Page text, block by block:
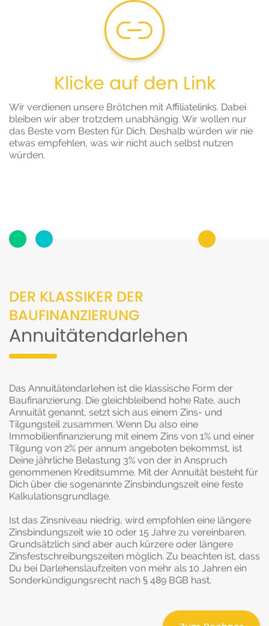
Klicke auf den Link
Wir verdienen unsere Brötchen mit Affiliatelinks. Dabei
bleiben wir aber trotzdem unabhängig. Wir wollen nur
das Beste vom Besten für Dich. Deshalb würden wir nie
etwas empfehlen, was wir nicht auch selbst nutzen
würden.
DER KLASSIKER DER
BAUFINANZIERUNG
Annuitätendarlehen
Das Annuitätendarlehen ist die klassische Form der
Baufinanzierung. Die gleichbleibend hohe Rate, auch
Annuität genannt, setzt sich aus einem Zins- und
Tilgungsteil zusammen. Wenn Du also eine
Immobilienfinanzierung mit einem Zins von 1% und einer
Tilgung von 2% per annum angeboten bekommst, ist
Deine jährliche Belastung 3% von der in Anspruch
genommenen Kreditsumme. Mit der Annuität besteht für
Dich über die sogenannte Zinsbindungszeit eine feste
Kalkulationsgrundlage.
Ist das Zinsniveau niedrig, wird empfohlen eine längere
Zinsbindungszeit wie 10 oder 15 Jahre zu vereinbaren.
Grundsätzlich sind aber auch kürzere oder längere
Zinsfestschreibungszeiten möglich. Zu beachten ist, dass
Du bei Darlehenslaufzeiten von mehr als 10 Jahren ein
Sonderkündigungsrecht nach § 489 BGB hast.